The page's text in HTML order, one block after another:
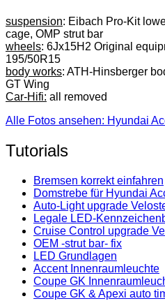
suspension: Eibach Pro-Kit
cage, OMP strut bar
wheels: 6Jx15H2 Original
195/50R15
body works: ATH-Hinsberger
GT Wing
Car-Hifi: all removed
Alle Fotos ansehen: Hyundai
Tutorials
Bremsen korrekt einfahren
Domstrebe für Hyundai
Auto-Light upgrade
Legale LED-
Cruise Control upgrade
OEM -strut bar- fix
LED Grundlagen
Accent Innenraumleuchte
Coupe GK
Coupe GK & Apexi auto